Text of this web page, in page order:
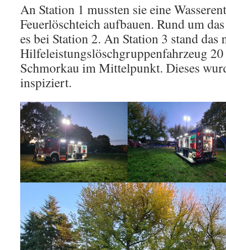
An Station 1 mussten sie eine
Feuerlöschteich aufbauen. Rund um
es bei Station 2. An Station 3 stand das
Hilfeleistungslöschgruppenfahrzeug
Schmorkau im Mittelpunkt. Dieses
inspiziert.